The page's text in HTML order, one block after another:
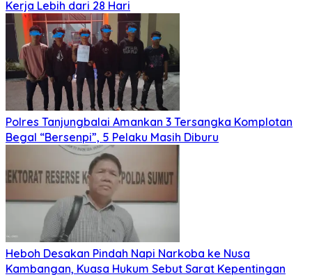
Kerja Lebih dari 28 Hari
Polres Tanjungbalai Amankan 3 Tersangka Komplotan
Begal “Bersenpi”, 5 Pelaku Masih Diburu
Heboh Desakan Pindah Napi Narkoba ke Nusa
Kambangan, Kuasa Hukum Sebut Sarat Kepentingan